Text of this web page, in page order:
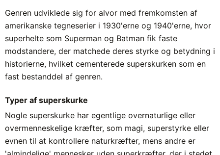
Genren udviklede sig for alvor med fremkomsten af
amerikanske tegneserier i 1930'erne og 1940'erne, hvor
superhelte som Superman og Batman fik faste
modstandere, der matchede deres styrke og betydning i
historierne, hvilket cementerede superskurken som en
fast bestanddel af genren.
Typer af superskurke
Nogle superskurke har egentlige overnaturlige eller
overmenneskelige kræfter, som magi, superstyrke eller
evnen til at kontrollere naturkræfter, mens andre er